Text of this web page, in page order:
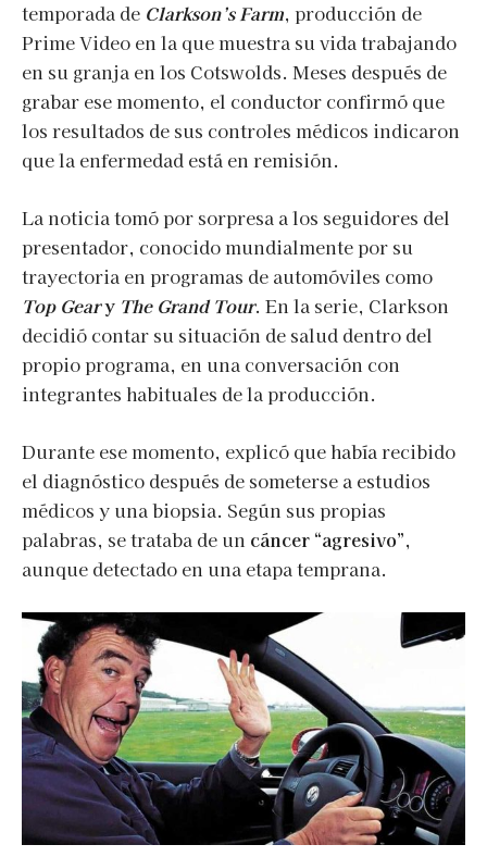
temporada de Clarkson’s Farm, producción de
Prime Video en la que muestra su vida trabajando
en su granja en los Cotswolds. Meses después de
grabar ese momento, el conductor confirmó que
los resultados de sus controles médicos indicaron
que la enfermedad está en remisión.
La noticia tomó por sorpresa a los seguidores del
presentador, conocido mundialmente por su
trayectoria en programas de automóviles como
Top Geary The Grand Tour. En la serie, Clarkson
decidió contar su situación de salud dentro del
propio programa, en una conversación con
integrantes habituales de la producción.
Durante ese momento, explicó que había recibido
el diagnóstico después de someterse a estudios
médicos y una biopsia. Según sus propias
palabras, se trataba de un cáncer “agresivo”,
aunque detectado en una etapa temprana.